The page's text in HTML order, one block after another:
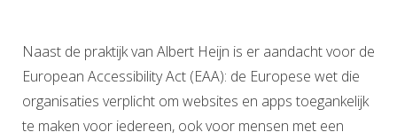
Naast de praktijk van Albert Heijn is er aandacht voor de
European Accessibility Act (EAA): de Europese wet die
organisaties verplicht om websites en apps toegankelijk
te maken voor iedereen, ook voor mensen met een